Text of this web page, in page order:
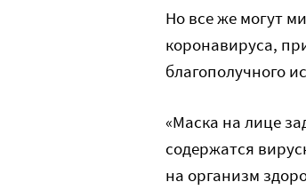
Но все же могут
коронавируса,
благополучного
«Маска на лице
содержатся
на организм